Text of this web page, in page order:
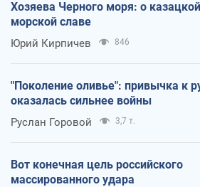
Хозяева Черного моря: о казацкой
морской славе
Юрий Кирпичев 846
"Поколение оливье": привычка к
оказалась сильнее войны
Руслан Горовой 3,7 т.
Вот конечная цель российского
массированного удара